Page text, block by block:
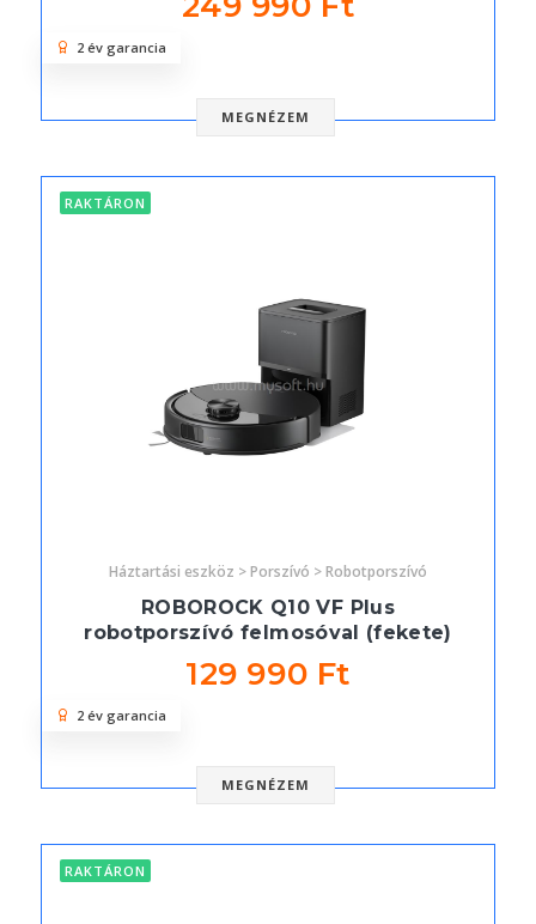
MEGNÉZEM
2 év garancia
RAKTÁRON
Háztartási eszköz > Porszívó > Robotporszívó
ROBOROCK Q10 VF Plus
robotporszívó felmosóval (fekete)
129 990 Ft
MEGNÉZEM
2 év garancia
RAKTÁRON